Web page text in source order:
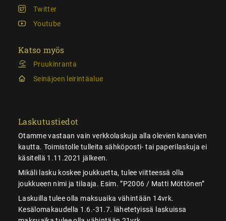
Twitter
Youtube
Katso myös
Pruukinranta
Seinäjoen leirintäalue
Laskutustiedot
Otamme vastaan vain verkkolaskuja alla olevien kanavien
kautta. Toimistolle tulleita sähköposti- tai paperilaskuja ei
käsitellä 1.11.2021 jälkeen.
Mikäli lasku koskee joukkuetta, tulee viitteessä olla
joukkueen nimi ja tilaaja. Esim. ”P2006 / Matti Möttönen”
Laskuilla tulee olla maksuaika vähintään 14vrk.
Kesälomakaudella 1.6.-31.7. lähetetyissä laskuissa